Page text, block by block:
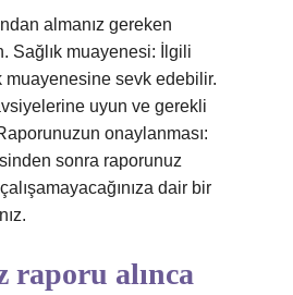
almanız gereken
Sağlık muayenesi: İlgili
muayenesine sevk edebilir.
uyun ve gerekli
onaylanması:
sonra raporunuz
dair bir
raporu alınca